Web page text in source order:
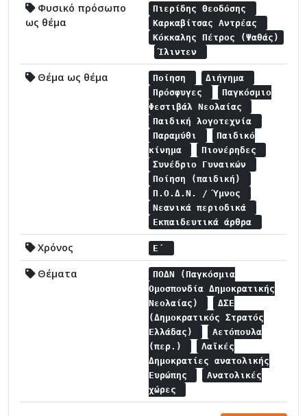
Φυσικό πρόσωπο
ως θέμα
Πιερίδης Θεοδόσης
Καρκαβίτσας Αντρέας
Κόκκαλης Πέτρος (Ψαθάς)
Ίλιντεν
Θέμα ως θέμα Ποίηση
Διήγημα
Πρόσφυγες
Παγκόσμιο
Φεστιβάλ Νεολαίας
Παιδική λογοτεχνία
Παραμύθι
Παιδικό
κίνημα
Πιονέρηδες
Συνέδριο Γυναικών
Ποίηση (παιδική)
Π.Ο.Δ.Ν. / Ύμνος
Νεανικά περιοδικά
Εκπαιδευτικά άρθρα
Χρόνος Ε΄
Θέματα
ΠΟΔΝ (Παγκόσμια
Ομοσπονδία Δημοκρατικής
Νεολαίας)
ΔΣΕ
(Δημοκρατικός Στρατός
Ελλάδας)
Αετόπουλα
(περ.)
Λαϊκές
Δημοκρατίες ανατολικής
Ευρώπης
Ανατολικές
χώρες